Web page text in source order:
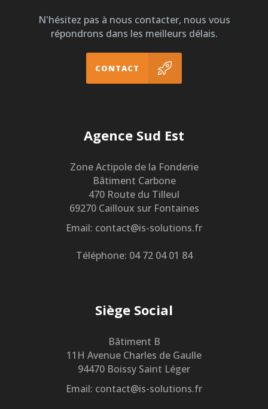
N'hésitez pas à nous contacter, nous vous
répondrons dans les meilleurs délais.
CONTACT
Agence Sud Est
Zone Actipole de la Fonderie
Bâtiment Carbone
470 Route du Tilleul
69270 Cailloux sur Fontaines
Email: contact@is-solutions.fr
Téléphone: 04 72 04 01 84
Siège Social
Bâtiment B
11H Avenue Charles de Gaulle
94470 Boissy Saint Léger
Email: contact@is-solutions.fr